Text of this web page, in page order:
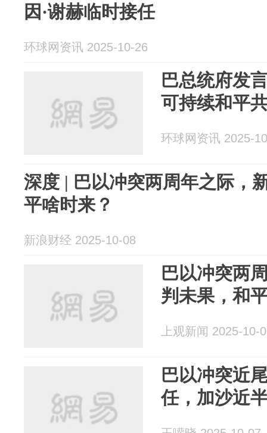
因·谢赫临时接任
环球网资讯 2025-10-26
巴总统府发
可持续和平
环球网资讯 2025-
深度 | 巴以冲突两周年之际，
平啥时来？
新浪财经 2025-10-08
巴以冲突两
判未果，和
上观新闻 2025-10-
巴以冲突近
任，加沙近